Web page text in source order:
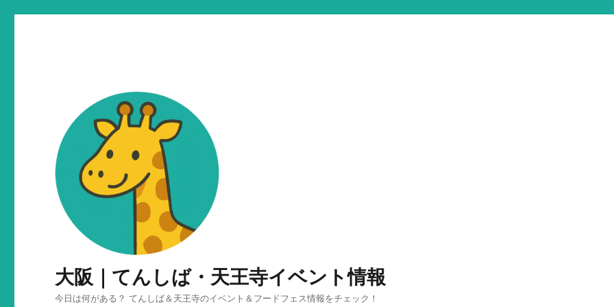
大阪｜てんしば・天王寺イベント情報
今日は何がある？ てんしば＆天王寺のイベント＆フードフェス情報をチェック！